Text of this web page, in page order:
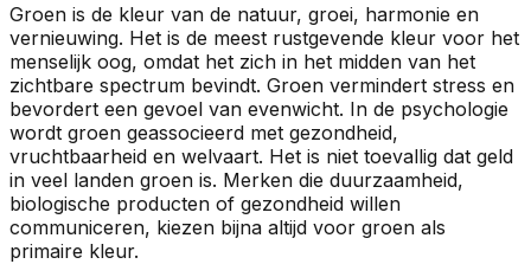
Groen is de kleur van de natuur, groei, harmonie en
vernieuwing. Het is de meest rustgevende kleur voor het
menselijk oog, omdat het zich in het midden van het
zichtbare spectrum bevindt. Groen vermindert stress en
bevordert een gevoel van evenwicht. In de psychologie
wordt groen geassocieerd met gezondheid,
vruchtbaarheid en welvaart. Het is niet toevallig dat geld
in veel landen groen is. Merken die duurzaamheid,
biologische producten of gezondheid willen
communiceren, kiezen bijna altijd voor groen als
primaire kleur.